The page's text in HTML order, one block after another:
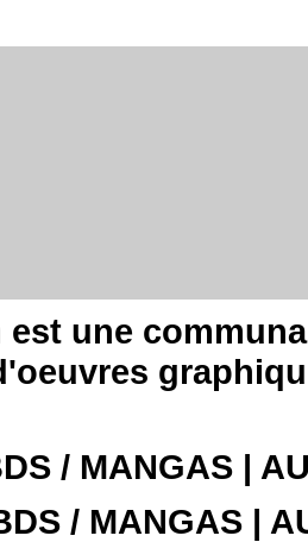
est une
/ MANGAS |
/ MANGAS |